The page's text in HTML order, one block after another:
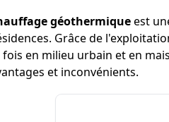
géothermiqueest
Grâce de
en milieu urbain et en
et inconvénients.